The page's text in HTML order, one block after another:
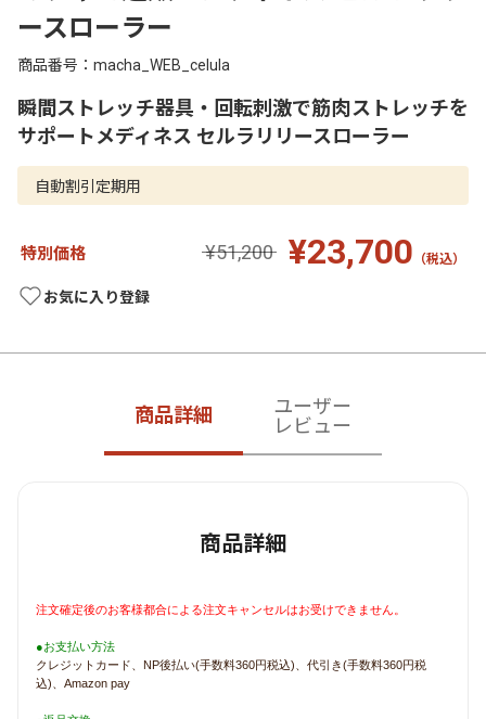
ースローラー
商品番号：macha_WEB_celula
瞬間ストレッチ器具・回転刺激で筋肉ストレッチを
サポートメディネス セルラリリースローラー
自動割引定期用
特別価格 ¥51,200 ¥23,700 （税込）
お気に入り登録
商品詳細
ユーザー
レビュー
商品詳細
注文確定後のお客様都合による注文キャンセルはお受けできません。
●お支払い方法
クレジットカード、NP後払い(手数料360円税込)、代引き(手数料360円税
込)、Amazon pay